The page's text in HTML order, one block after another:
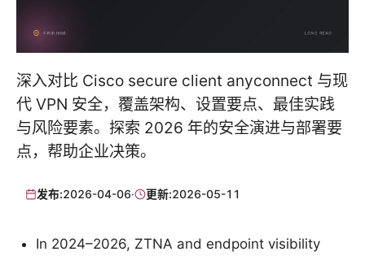
深入对比 Cisco secure client anyconnect 与现
代 VPN 安全，覆盖架构、设置要点、最佳实践
与风险要素。探索 2026 年的安全演进与部署要
点，帮助企业决策。
发布:2026-04-06· 更新:2026-05-11
In 2024–2026, ZTNA and endpoint visibility